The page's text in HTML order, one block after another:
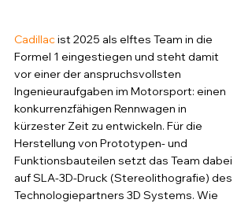
Cadillac ist 2025 als elftes Team in die
Formel 1 eingestiegen und steht damit
vor einer der anspruchsvollsten
Ingenieuraufgaben im Motorsport: einen
konkurrenzfähigen Rennwagen in
kürzester Zeit zu entwickeln. Für die
Herstellung von Prototypen- und
Funktionsbauteilen setzt das Team dabei
auf SLA-3D-Druck (Stereolithografie) des
Technologiepartners 3D Systems. Wie